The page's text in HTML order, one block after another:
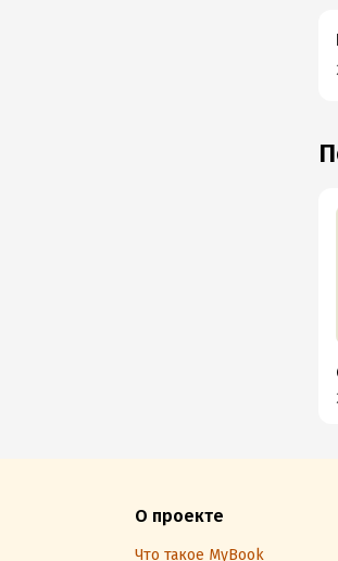
О проекте
Что такое MyBook